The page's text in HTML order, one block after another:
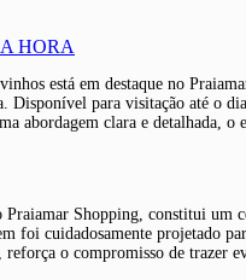
HORA
está em destaque no
para visitação até o
abordagem clara e detalhada,
Praiamar Shopping, constitui
foi cuidadosamente projetado
o compromisso de trazer